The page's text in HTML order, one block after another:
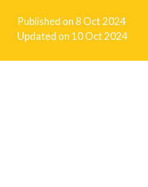
Published on 8 Oct 2024
Updated on 10 Oct 2024